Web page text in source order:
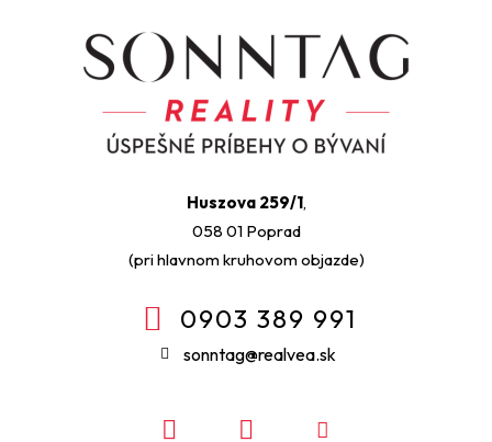
Huszova 259/1,
058 01 Poprad
(pri hlavnom kruhovom objazde)
0903 389 991
sonntag@realvea.sk